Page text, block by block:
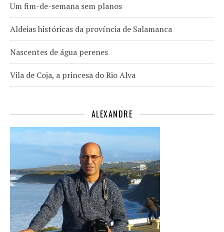
Um fim-de-semana sem planos
Aldeias históricas da província de Salamanca
Nascentes de água perenes
Vila de Coja, a princesa do Rio Alva
ALEXANDRE